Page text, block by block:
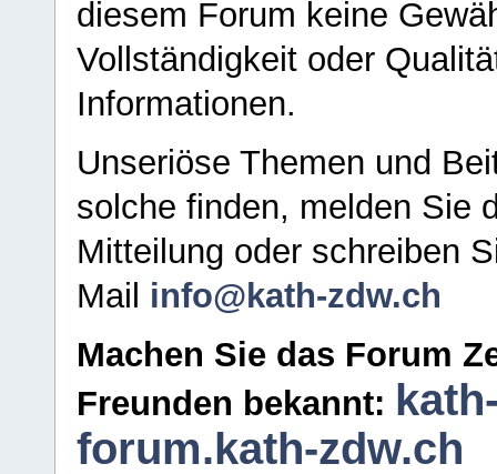
diesem Forum keine
Vollständigkeit oder
Informationen.
Unseriöse Themen und
solche finden, melden Sie
Mitteilung oder schreiben
Mail info@kath-zdw.ch
Machen Sie das Forum
Freunden bekannt:
forum.kath-zdw.ch